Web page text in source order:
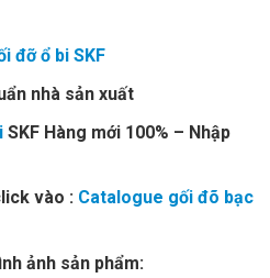
đỡ ổ bi SKF
nhà sản xuất
SKF Hàng mới 100% – Nhập
vào : Catalogue gối đõ bạc
ảnh sản phẩm: